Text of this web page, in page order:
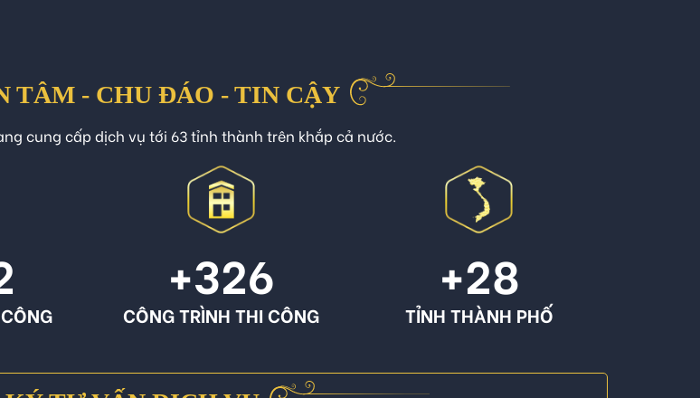
TÂM - CHU ĐÁO - TIN CẬY
cung cấp dịch vụ tới 63 tỉnh thành trên khắp cả nước.
+326
CÔNG TRÌNH THI CÔNG
+28
TỈNH THÀNH PHỐ